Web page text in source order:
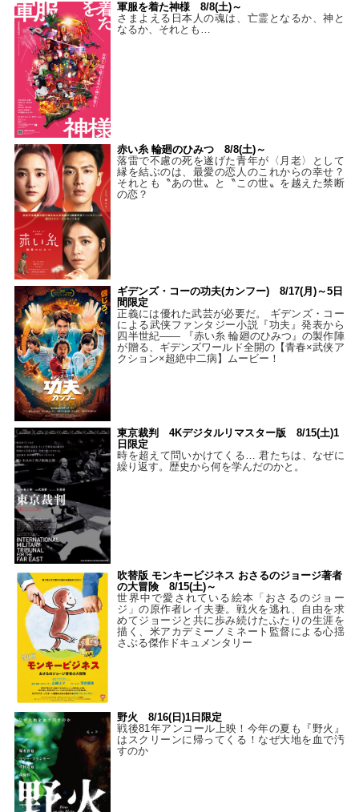
軍服を着た神様 8/8(土)～
さまよえる日本人の魂は、亡霊となるか、神と
なるか、それとも…
赤い糸 輪廻のひみつ 8/8(土)～
落雷で不慮の死を遂げた青年が〈月老〉として
縁を結ぶのは、最愛の恋人のこれからの幸せ？
それとも〝あの世〟と〝この世〟を越えた禁断
の恋？
ギデンズ・コーの功夫(カンフー) 8/17(月)～5日
間限定
正義には優れた武芸が必要だ。 ギデンズ・コー
による武侠ファンタジー小説『功夫』発表から
四半世紀―― 『赤い糸 輪廻のひみつ』の製作陣
が贈る、ギデンズワールド全開の【青春×武侠ア
クション×超絶中二病】ムービー！
東京裁判 4Kデジタルリマスター版 8/15(土)1
日限定
時を超えて問いかけてくる… 君たちは、なぜに
繰り返す。歴史から何を学んだのかと。
吹替版 モンキービジネス おさるのジョージ著者
の大冒険 8/15(土)～
世界中で愛されている絵本「おさるのジョー
ジ」の原作者レイ夫妻。戦火を逃れ、自由を求
めてジョージと共に歩み続けたふたりの生涯を
描く、米アカデミーノミネート監督による心揺
さぶる傑作ドキュメンタリー
野火 8/16(日)1日限定
戦後81年アンコール上映！今年の夏も『野火』
はスクリーンに帰ってくる！なぜ大地を血で汚
すのか